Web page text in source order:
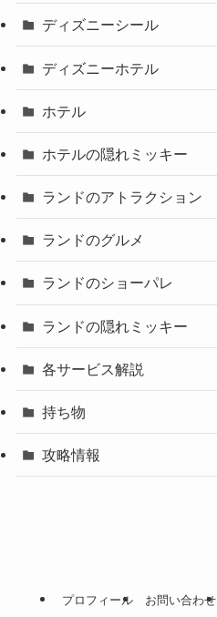
ディズニーシール
ディズニーホテル
ホテル
ホテルの隠れミッキー
ランドのアトラクション
ランドのグルメ
ランドのショーパレ
ランドの隠れミッキー
各サービス解説
持ち物
攻略情報
プロフィール お問い合わせ